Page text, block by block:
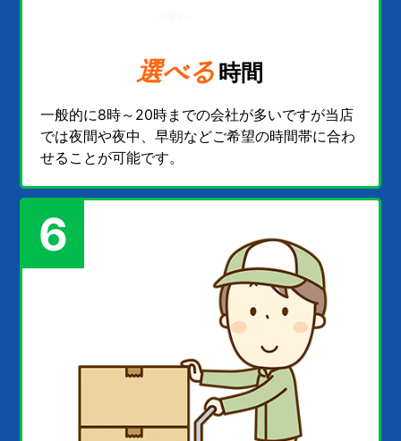
選べる時間
一般的に8時～20時までの会社が多いですが当店
では夜間や夜中、早朝などご希望の時間帯に合わ
せることが可能です。
6